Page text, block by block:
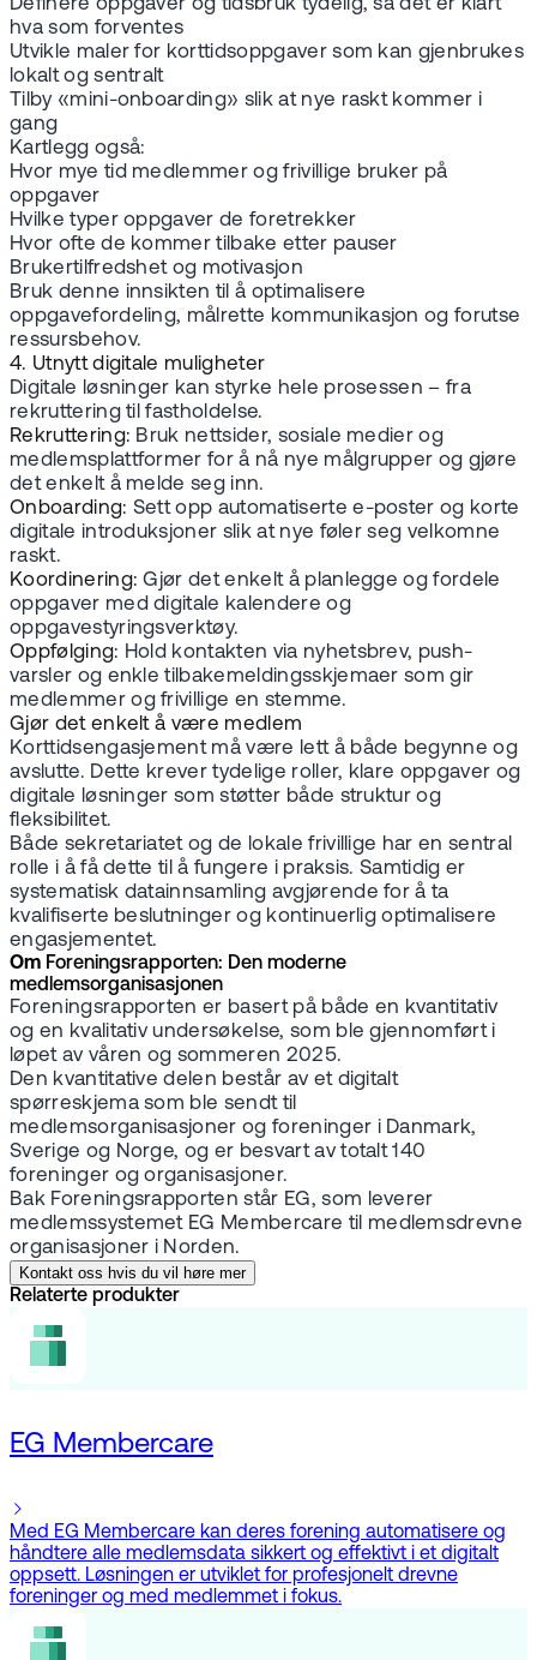
Definere oppgaver og tidsbruk tydelig, så det er klart
hva som forventes
Utvikle maler for korttidsoppgaver som kan gjenbrukes
lokalt og sentralt
Tilby «mini-onboarding» slik at nye raskt kommer i
gang
Kartlegg også:
Hvor mye tid medlemmer og frivillige bruker på
oppgaver
Hvilke typer oppgaver de foretrekker
Hvor ofte de kommer tilbake etter pauser
Brukertilfredshet og motivasjon
Bruk denne innsikten til å optimalisere
oppgavefordeling, målrette kommunikasjon og forutse
ressursbehov.
4. Utnytt digitale muligheter
Digitale løsninger kan styrke hele prosessen – fra
rekruttering til fastholdelse.
Rekruttering: Bruk nettsider, sosiale medier og
medlemsplattformer for å nå nye målgrupper og gjøre
det enkelt å melde seg inn.
Onboarding: Sett opp automatiserte e-poster og korte
digitale introduksjoner slik at nye føler seg velkomne
raskt.
Koordinering: Gjør det enkelt å planlegge og fordele
oppgaver med digitale kalendere og
oppgavestyringsverktøy.
Oppfølging: Hold kontakten via nyhetsbrev, push-
varsler og enkle tilbakemeldingsskjemaer som gir
medlemmer og frivillige en stemme.
Gjør det enkelt å være medlem
Korttidsengasjement må være lett å både begynne og
avslutte. Dette krever tydelige roller, klare oppgaver og
digitale løsninger som støtter både struktur og
fleksibilitet.
Både sekretariatet og de lokale frivillige har en sentral
rolle i å få dette til å fungere i praksis. Samtidig er
systematisk datainnsamling avgjørende for å ta
kvalifiserte beslutninger og kontinuerlig optimalisere
engasjementet.
Om Foreningsrapporten: Den moderne
medlemsorganisasjonen
Foreningsrapporten er basert på både en kvantitativ
og en kvalitativ undersøkelse, som ble gjennomført i
løpet av våren og sommeren 2025.
Den kvantitative delen består av et digitalt
spørreskjema som ble sendt til
medlemsorganisasjoner og foreninger i Danmark,
Sverige og Norge, og er besvart av totalt 140
foreninger og organisasjoner.
Bak Foreningsrapporten står EG, som leverer
medlemssystemet EG Membercare til medlemsdrevne
organisasjoner i Norden.
Kontakt oss hvis du vil høre mer
Relaterte produkter
EG Membercare
Med EG Membercare kan deres forening automatisere og
håndtere alle medlemsdata sikkert og effektivt i et digitalt
oppsett. Løsningen er utviklet for profesjonelt drevne
foreninger og med medlemmet i fokus.